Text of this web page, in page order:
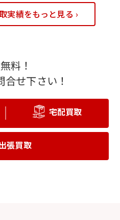
実績をもっと見る ›
料！
合せ下さい！
宅配買取
張買取